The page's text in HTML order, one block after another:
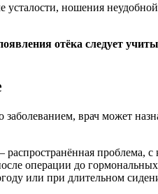
усталости, ношения
отёка следует
врач может
распространённая
операции до
или при длительном